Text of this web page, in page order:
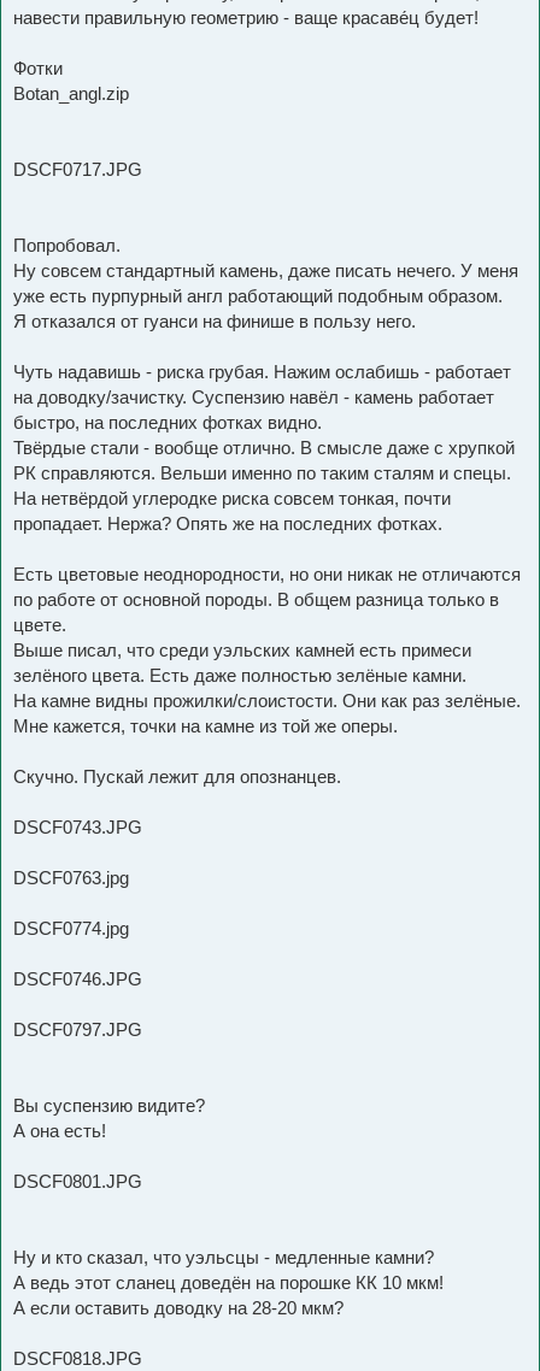
навести правильную геометрию - ваще красаве́ц будет!
Фотки
Botan_angl.zip
DSCF0717.JPG
Попробовал.
Ну совсем стандартный камень, даже писать нечего. У меня
уже есть пурпурный англ работающий подобным образом.
Я отказался от гуанси на финише в пользу него.
Чуть надавишь - риска грубая. Нажим ослабишь - работает
на доводку/зачистку. Суспензию навёл - камень работает
быстро, на последних фотках видно.
Твёрдые стали - вообще отлично. В смысле даже с хрупкой
РК справляются. Вельши именно по таким сталям и спецы.
На нетвёрдой углеродке риска совсем тонкая, почти
пропадает. Нержа? Опять же на последних фотках.
Есть цветовые неоднородности, но они никак не отличаются
по работе от основной породы. В общем разница только в
цвете.
Выше писал, что среди уэльских камней есть примеси
зелёного цвета. Есть даже полностью зелёные камни.
На камне видны прожилки/слоистости. Они как раз зелёные.
Мне кажется, точки на камне из той же оперы.
Скучно. Пускай лежит для опознанцев.
DSCF0743.JPG
DSCF0763.jpg
DSCF0774.jpg
DSCF0746.JPG
DSCF0797.JPG
Вы суспензию видите?
А она есть!
DSCF0801.JPG
Ну и кто сказал, что уэльсцы - медленные камни?
А ведь этот сланец доведён на порошке КК 10 мкм!
А если оставить доводку на 28-20 мкм?
DSCF0818.JPG